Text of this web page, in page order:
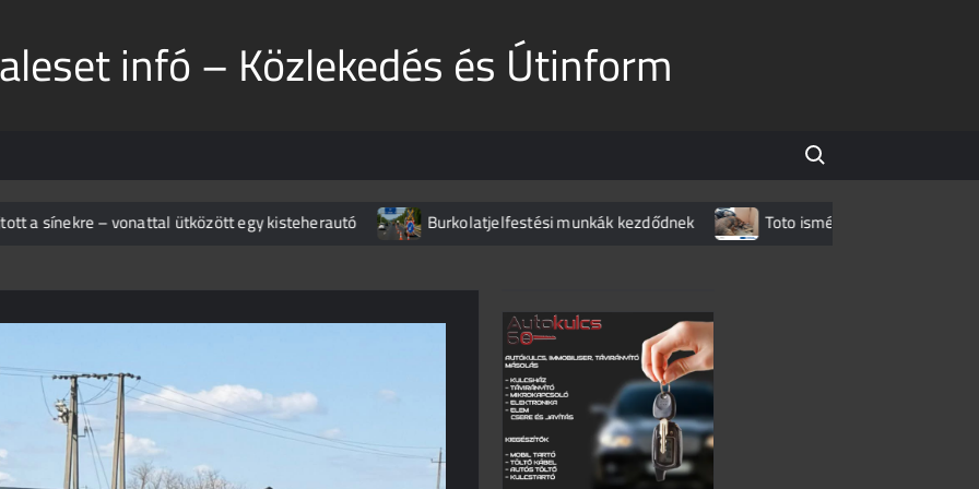
infó – Közlekedés és Útinform
Search for:
– vonattal ütközött egy kisteherautó Burkolatjelfestési munkák kezdődnek Toto ismét lecsapott az M1-esen